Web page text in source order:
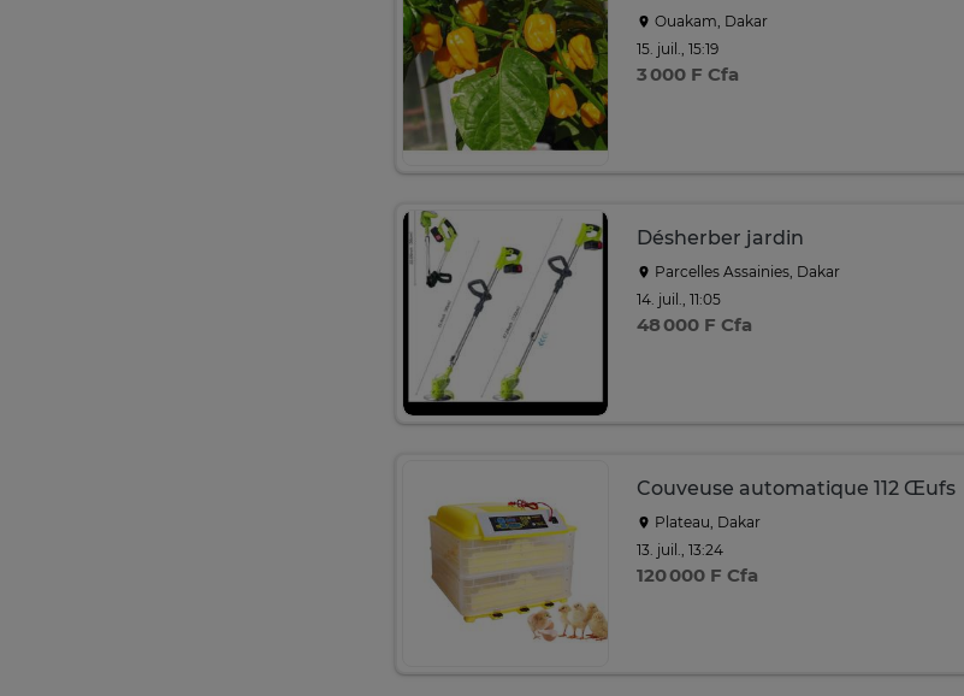
Ouakam, Dakar
15. juil., 15:19
3 000 F Cfa
Désherber jardin
Parcelles Assainies, Dakar
14. juil., 11:05
48 000 F Cfa
Couveuse automatique 112 Œufs
Plateau, Dakar
13. juil., 13:24
120 000 F Cfa